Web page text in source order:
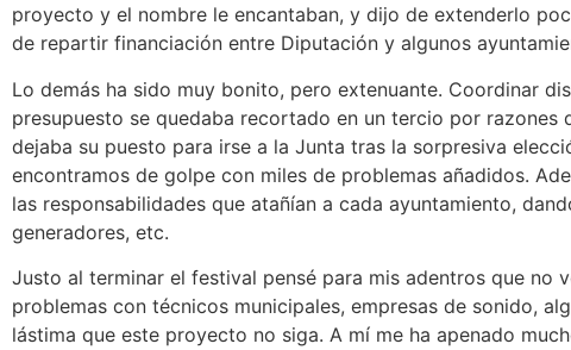
proyecto y el nombre le encantaban, y dijo de extenderlo
de repartir financiación entre Diputación y algunos
Lo demás ha sido muy bonito, pero extenuante. Coordinar
presupuesto se quedaba recortado en un tercio por
dejaba su puesto para irse a la Junta tras la sorpresiva
encontramos de golpe con miles de problemas añadidos.
las responsabilidades que atañían a cada ayuntamiento,
generadores, etc.
Justo al terminar el festival pensé para mis adentros que no
problemas con técnicos municipales, empresas de sonido,
lástima que este proyecto no siga. A mí me ha apenado